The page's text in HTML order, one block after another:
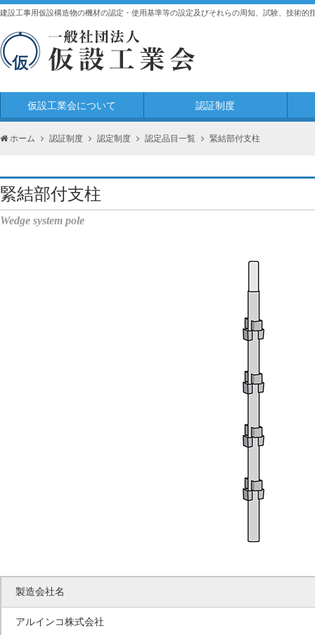
建設工事用仮設構造物の機材の認定・使用基準等の設定及びそれらの周知、試験、技術的
仮設工業会について 認証制度
ホーム 認証制度 認定制度 認定品目一覧 緊結部付支柱
緊結部付支柱
Wedge system pole
製造会社名
アルインコ株式会社